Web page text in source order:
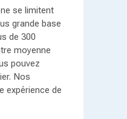
se limitent
grande base
de 300
moyenne
pouvez
Nos
expérience de